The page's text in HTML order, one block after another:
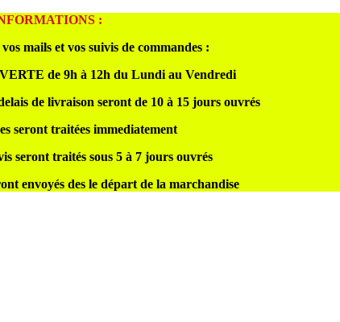
:
mails et vos suivis de commandes :
de 9h à 12h du Lundi au Vendredi
de livraison seront de 10 à 15 jours ouvrés
seront traitées immediatement
seront traités sous 5 à 7 jours ouvrés
envoyés des le départ de la marchandise